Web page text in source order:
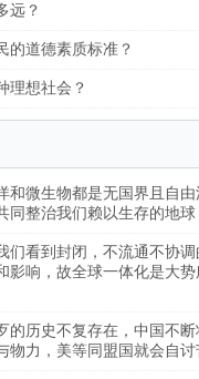
远？
的道德素质标准？
理想社会？
和微生物都是无国界且自由
同整治我们赖以生存的地球
们看到封闭，不流通不协
影响，故全球一体化是大势
的历史不复存在，中国不断
物力，美等同盟国就会自讨